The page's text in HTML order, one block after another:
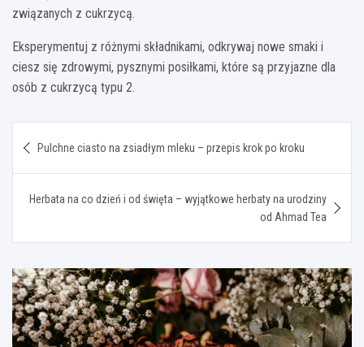
związanych z cukrzycą.
Eksperymentuj z różnymi składnikami, odkrywaj nowe smaki i
ciesz się zdrowymi, pysznymi posiłkami, które są przyjazne dla
osób z cukrzycą typu 2.
wpisu
Pulchne ciasto na zsiadłym mleku – przepis krok po kroku
Herbata na co dzień i od święta – wyjątkowe herbaty na urodziny
od Ahmad Tea